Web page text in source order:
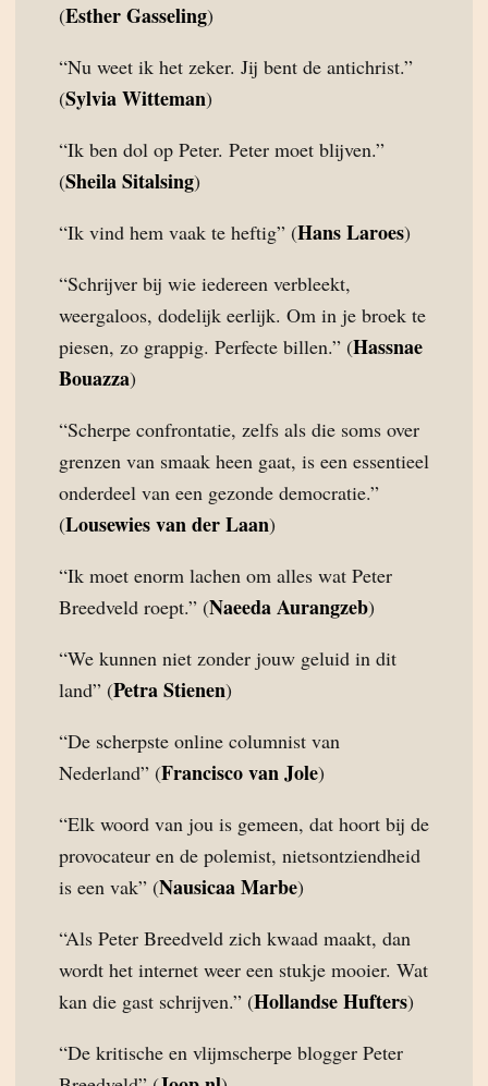
(Esther Gasseling)
“Nu weet ik het zeker. Jij bent de antichrist.”
(Sylvia Witteman)
“Ik ben dol op Peter. Peter moet blijven.”
(Sheila Sitalsing)
“Ik vind hem vaak te heftig” (Hans Laroes)
“Schrijver bij wie iedereen verbleekt,
weergaloos, dodelijk eerlijk. Om in je broek te
piesen, zo grappig. Perfecte billen.” (Hassnae
Bouazza)
“Scherpe confrontatie, zelfs als die soms over
grenzen van smaak heen gaat, is een essentieel
onderdeel van een gezonde democratie.”
(Lousewies van der Laan)
“Ik moet enorm lachen om alles wat Peter
Breedveld roept.” (Naeeda Aurangzeb)
“We kunnen niet zonder jouw geluid in dit
land” (Petra Stienen)
“De scherpste online columnist van
Nederland” (Francisco van Jole)
“Elk woord van jou is gemeen, dat hoort bij de
provocateur en de polemist, nietsontziendheid
is een vak” (Nausicaa Marbe)
“Als Peter Breedveld zich kwaad maakt, dan
wordt het internet weer een stukje mooier. Wat
kan die gast schrijven.” (Hollandse Hufters)
“De kritische en vlijmscherpe blogger Peter